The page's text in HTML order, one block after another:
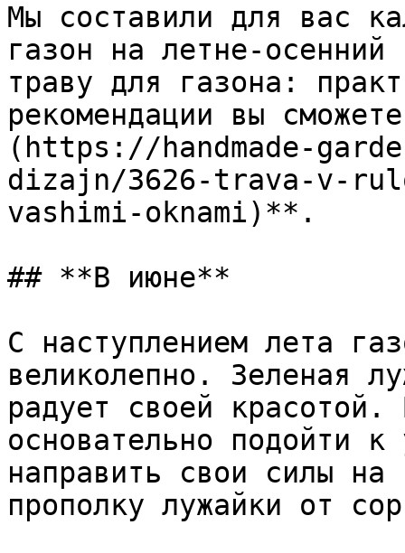
Мы составили для вас
газон на летне-
траву для газона:
рекомендации вы
(https://handmade-
dizajn/3626-trava-v-
vashimi-oknami)**.
## **В июне**
С наступлением лета
великолепно. Зеленая
радует своей
основательно подойти
направить свои силы
прополку лужайки от